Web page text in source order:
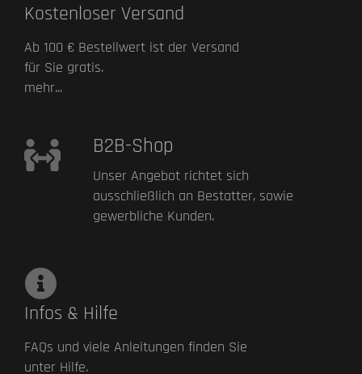
Kostenloser Versand
Ab 100 € Bestellwert ist der Versand
für Sie gratis.
mehr...
B2B-Shop
Unser Angebot richtet sich
ausschließlich an Bestatter, sowie
gewerbliche Kunden.
Infos & Hilfe
FAQs und viele Anleitungen finden Sie
unter Hilfe.